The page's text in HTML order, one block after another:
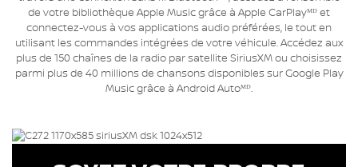
de votre bibliothèque Apple Music grâce à Apple CarPlayᴹᴰ et
connectez-vous à vos applications audio préférées, le tout en
utilisant les commandes intégrées de votre véhicule. Accédez aux
plus de 150 chaînes de la radio par satellite SiriusXM ou choisissez
parmi plus de 40 millions de chansons disponibles sur Google Play
Music grâce à Android Autoᴹᴰ.